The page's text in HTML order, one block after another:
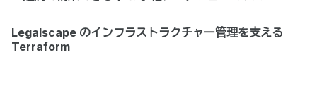
Legalscape のインフラストラクチャー管理を支える
Terraform